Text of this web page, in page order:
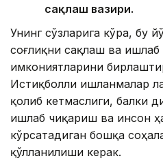
сақлаш вазири.
Унинг сўзларига кўра, бу
соғлиқни сақлаш ва
имкониятларини
Истиқболли ишланмалар
қолиб кетмаслиги, балки
ишлаб чиқариш ва инсон
кўрсатадиган бошқа
қўлланилиши керак.